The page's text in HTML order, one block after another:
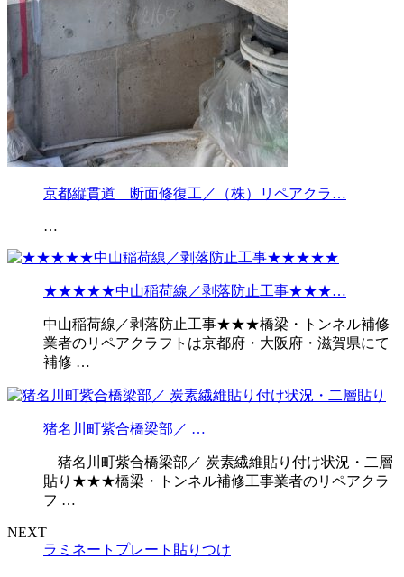
京都縦貫道 断面修復工／（株）リペアクラ…
…
★★★★★中山稲荷線／剥落防止工事★★★…
中山稲荷線／剥落防止工事★★★橋梁・トンネル補修
業者のリペアクラフトは京都府・大阪府・滋賀県にて
補修 …
猪名川町紫合橋梁部／ …
猪名川町紫合橋梁部／ 炭素繊維貼り付け状況・二層
貼り★★★橋梁・トンネル補修工事業者のリペアクラ
フ …
NEXT
ラミネートプレート貼りつけ